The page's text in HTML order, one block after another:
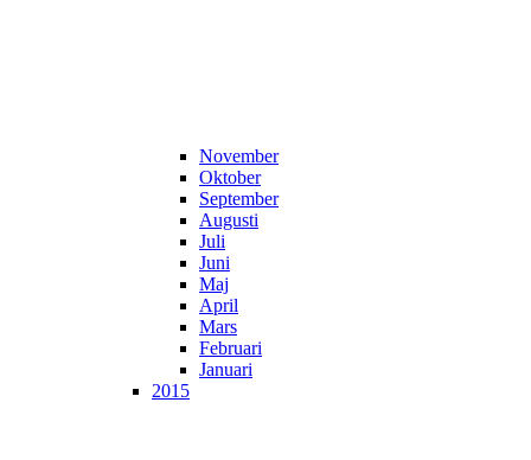
November
Oktober
September
Augusti
Juli
Juni
Maj
April
Mars
Februari
Januari
2015